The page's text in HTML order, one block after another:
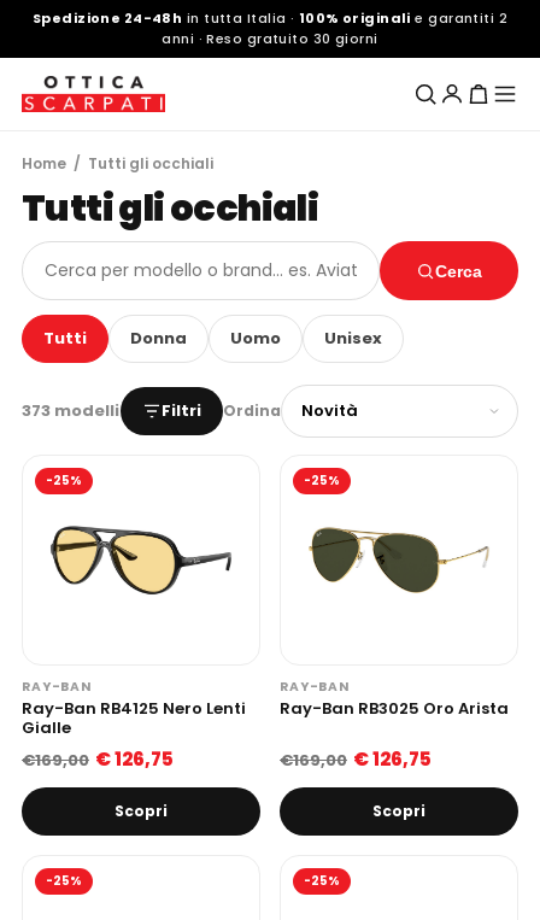
Spedizione 24-48h in tutta Italia · 100% originali e garantiti 2
anni · Reso gratuito 30 giorni
Home / Tutti gli occhiali
Tutti gli occhiali
Cerca
Tutti Donna Uomo Unisex
373 modelli Filtri Ordina
-25%
RAY-BAN
Ray-Ban RB4125 Nero Lenti
Gialle
€169,00 € 126,75
Scopri
-25%
RAY-BAN
Ray-Ban RB3025 Oro Arista
€169,00 € 126,75
Scopri
-25% -25%